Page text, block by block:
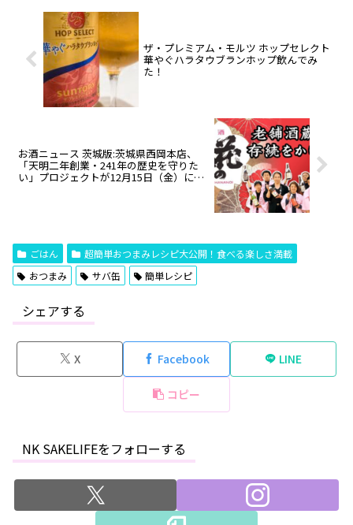
ザ・プレミアム・モルツ ホップセレクト
華やぐハラタウブランホップ飲んでみ
た！
お酒ニュース 茨城版:茨城県西岡本店、
「天明二年創業・241年の歴史を守りた
い」プロジェクトが12月15日（金）に始
ごはん
超簡単おつまみレシピ大公開！食べる楽しさ満載
おつまみ
サバ缶 簡単レシピ
シェアする
X Facebook LINE
コピー
NK SAKELIFEをフォローする